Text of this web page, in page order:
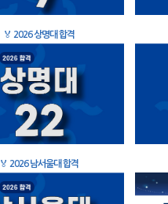
🏅 2026 상명대 합격
🏅 2026 남서울대 합격